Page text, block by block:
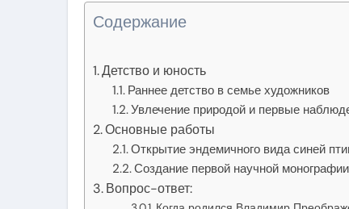
Содержание
Детство и юность
Раннее детство в семье художников
Увлечение природой и первые
Основные работы
Открытие эндемичного вида синей
Создание первой научной
Вопрос-ответ: